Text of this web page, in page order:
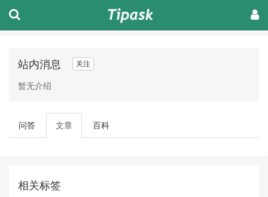
站内消息 关注
暂无介绍
问答 文章 百科
相关标签